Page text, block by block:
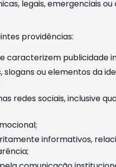
legais, emergenciais
providências:
caracterizem publicidade
ou elementos da
redes sociais, inclusive
informativos,